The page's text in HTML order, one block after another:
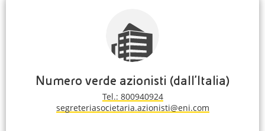
Numero verde azionisti (dall'Italia)
Tel.: 800940924
segreteriasocietaria.azionisti@eni.com